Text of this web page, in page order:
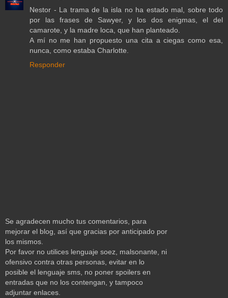
Nestor - La trama de la isla no ha estado mal, sobre todo
por las frases de Sawyer, y los dos enigmas, el del
camarote, y la madre loca, que han planteado.
A mí no me han propuesto una cita a ciegas como esa,
nunca, como estaba Charlotte.
Responder
Se agradecen mucho tus comentarios, para
mejorar el blog, así que gracias por anticipado por
los mismos.
Por favor no utilices lenguaje soez, malsonante, ni
ofensivo contra otras personas, evitar en lo
posible el lenguaje sms, no poner spoilers en
entradas que no los contengan, y tampoco
adjuntar enlaces.